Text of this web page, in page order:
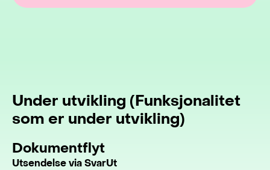
Under utvikling (Funksjonalitet
som er under utvikling)
Dokumentflyt
Utsendelse via SvarUt